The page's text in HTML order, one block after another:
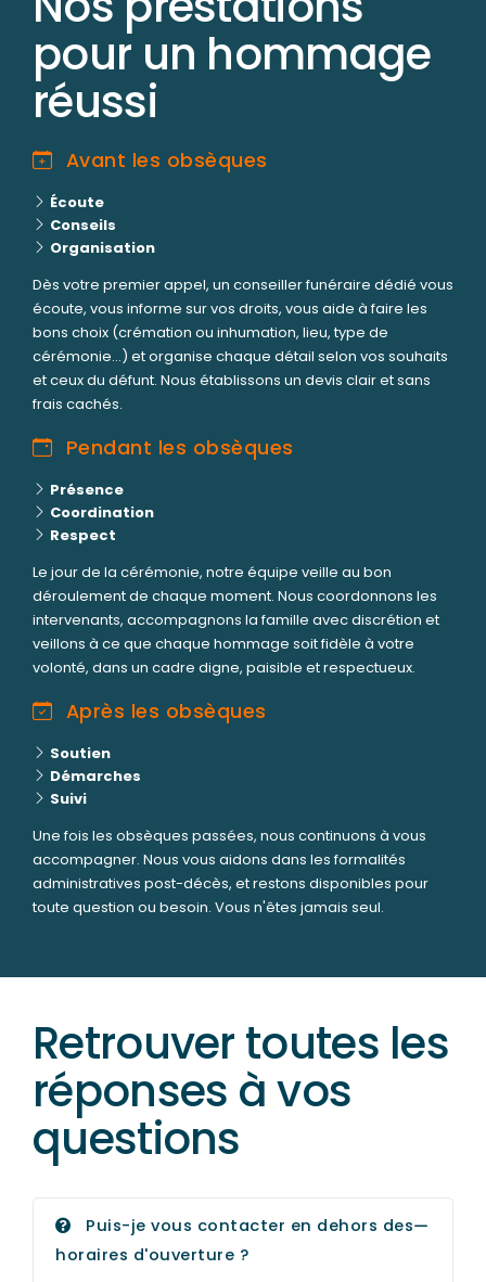
pour un hommage
réussi
Avant les obsèques
Écoute
Conseils
Organisation
Dès votre premier appel, un conseiller funéraire dédié vous
écoute, vous informe sur vos droits, vous aide à faire les
bons choix (crémation ou inhumation, lieu, type de
cérémonie...) et organise chaque détail selon vos souhaits
et ceux du défunt. Nous établissons un devis clair et sans
frais cachés.
Pendant les obsèques
Présence
Coordination
Respect
Le jour de la cérémonie, notre équipe veille au bon
déroulement de chaque moment. Nous coordonnons les
intervenants, accompagnons la famille avec discrétion et
veillons à ce que chaque hommage soit fidèle à votre
volonté, dans un cadre digne, paisible et respectueux.
Après les obsèques
Soutien
Démarches
Suivi
Une fois les obsèques passées, nous continuons à vous
accompagner. Nous vous aidons dans les formalités
administratives post-décès, et restons disponibles pour
toute question ou besoin. Vous n'êtes jamais seul.
Retrouver toutes les
réponses à vos
questions
Puis-je vous contacter en dehors des
horaires d'ouverture ?